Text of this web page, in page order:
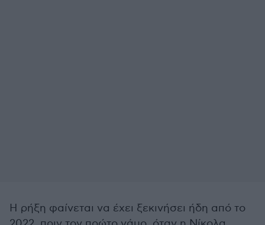
Η ρήξη φαίνεται να έχει ξεκινήσει ήδη από το